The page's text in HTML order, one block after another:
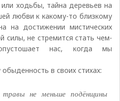
ходьбы, тайна деревьев на
любви к какому-то близкому
на достижении мистических
силы, не стремится стать чем-
нас, когда мы
в своих стихах:
не меньше подёнщины